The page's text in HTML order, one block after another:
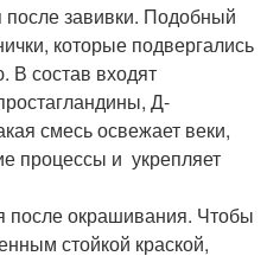
завивки. Подобный
которые подвергались
В состав входят
Д-
смесь освежает веки,
процессы и укрепляет
после окрашивания. Чтобы
стойкой краской,